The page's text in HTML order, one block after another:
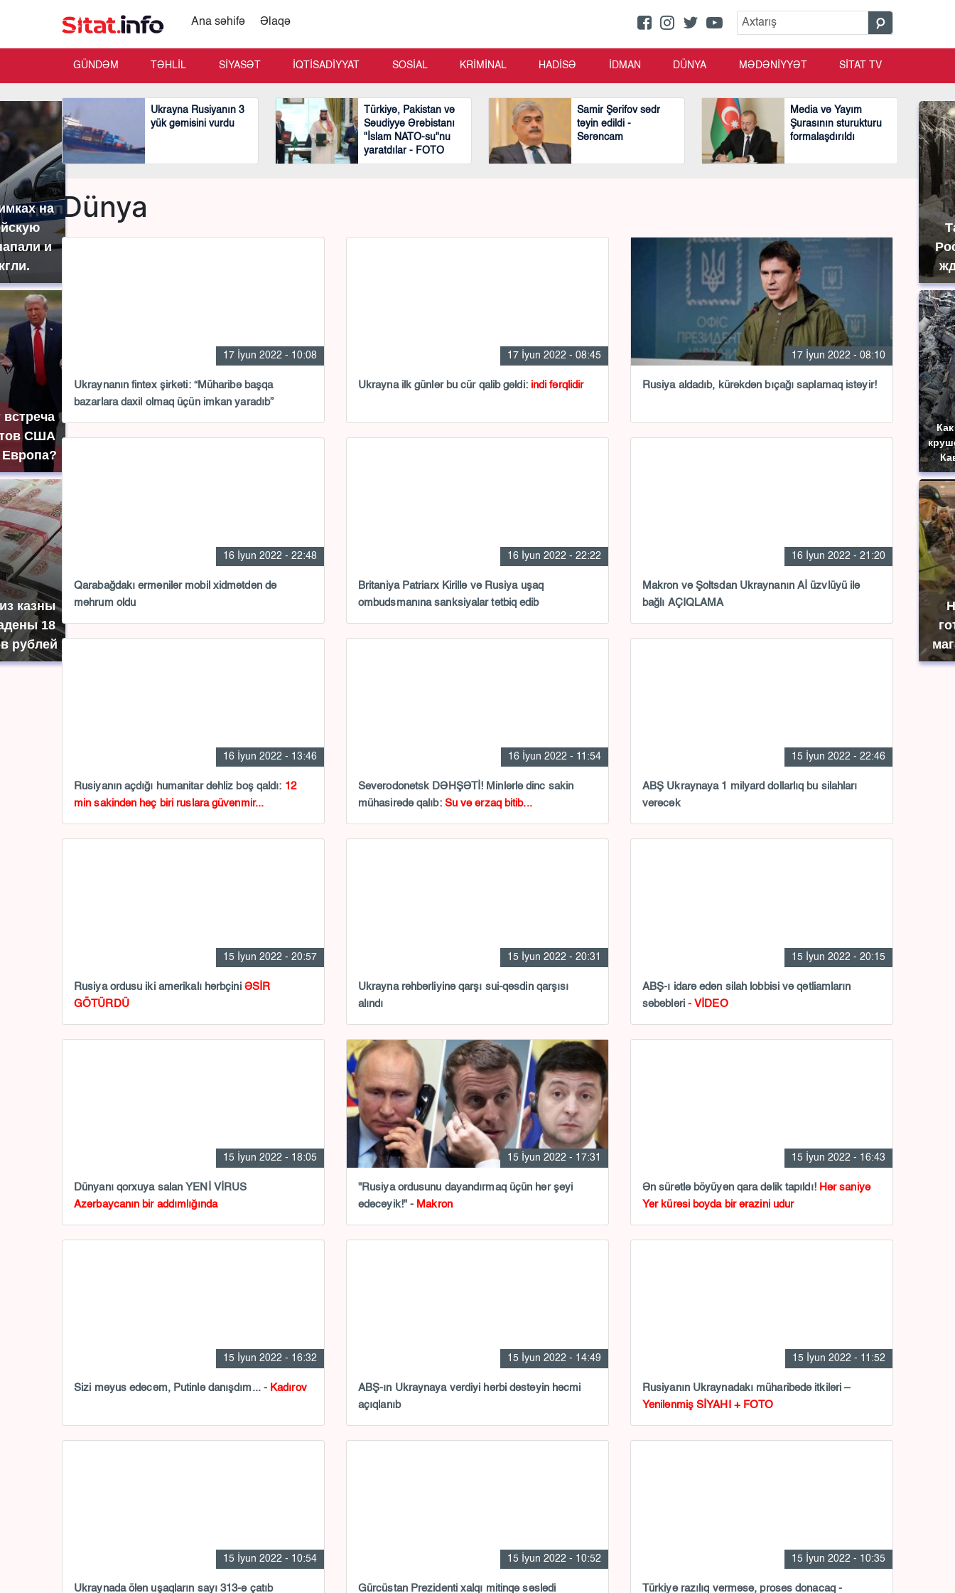
на
и
встреча
США
казны
18
рублей
Ana səhifə Əlaqə
GÜNDƏM TƏHLİL SİYASƏT İQTİSADİYYAT SOSİAL KRİMİNAL HADİSƏ İDMAN DÜNYA MƏDƏNİYYƏT SİTAT TV
Ukrayna Rusiyanın 3
yük gəmisini vurdu
Türkiyə, Pakistan və
Səudiyyə Ərəbistanı
"İslam NATO-su"nu
yaratdılar - FOTO
Samir Şərifov sədr
təyin edildi -
Sərəncam
Media və Yayım
Şurasının sturukturu
formalaşdırıldı
Dünya
17 İyun 2022 - 10:08
Ukraynanın fintex şirkəti: “Müharibə başqa
bazarlara daxil olmaq üçün imkan yaradıb”
17 İyun 2022 - 08:45
Ukrayna ilk günlər bu cür qalib gəldi: indi fərqlidir
17 İyun 2022 - 08:10
Rusiya aldadıb, kürəkdən bıçağı saplamaq istəyir!
16 İyun 2022 - 22:48
Qarabağdakı ermənilər mobil xidmətdən də
məhrum oldu
16 İyun 2022 - 22:22
Britaniya Patriarx Kirillə və Rusiya uşaq
ombudsmanına sanksiyalar tətbiq edib
16 İyun 2022 - 21:20
Makron və Şoltsdan Ukraynanın Aİ üzvlüyü ilə
bağlı AÇIQLAMA
16 İyun 2022 - 13:46
Rusiyanın açdığı humanitar dəhliz boş qaldı: 12
min sakindən heç biri ruslara güvənmir...
16 İyun 2022 - 11:54
Severodonetsk DƏHŞƏTİ! Minlərlə dinc sakin
mühasirədə qalıb: Su və ərzaq bitib...
15 İyun 2022 - 22:46
ABŞ Ukraynaya 1 milyard dollarlıq bu silahları
verəcək
15 İyun 2022 - 20:57
Rusiya ordusu iki amerikalı hərbçini ƏSİR
GÖTÜRDÜ
15 İyun 2022 - 20:31
Ukrayna rəhbərliyinə qarşı sui-qəsdin qarşısı
alındı
15 İyun 2022 - 20:15
ABŞ-ı idarə edən silah lobbisi və qətliamların
səbəbləri - VİDEO
15 İyun 2022 - 18:05
Dünyanı qorxuya salan YENİ VİRUS
Azərbaycanın bir addımlığında
15 İyun 2022 - 17:31
"Rusiya ordusunu dayandırmaq üçün hər şeyi
edəcəyik!" - Makron
15 İyun 2022 - 16:43
Ən sürətlə böyüyən qara dəlik tapıldı! Hər saniyə
Yer kürəsi boyda bir ərazini udur
15 İyun 2022 - 16:32
Sizi məyus edəcəm, Putinlə danışdım... - Kadırov
15 İyun 2022 - 14:49
ABŞ-ın Ukraynaya verdiyi hərbi dəstəyin həcmi
açıqlanıb
15 İyun 2022 - 11:52
Rusiyanın Ukraynadakı müharibədə itkiləri –
Yenilənmiş SİYAHI + FOTO
15 İyun 2022 - 10:54
Ukraynada ölən uşaqların sayı 313-ə çatıb
15 İyun 2022 - 10:52
Gürcüstan Prezidenti xalqı mitinqə səslədi
15 İyun 2022 - 10:35
Türkiyə razılıq verməsə, proses donacaq -